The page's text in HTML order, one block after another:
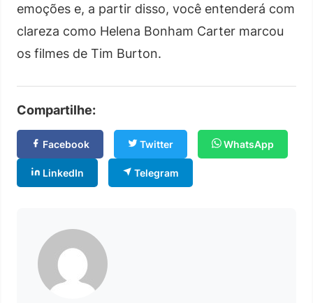
emoções e, a partir disso, você entenderá com
clareza como Helena Bonham Carter marcou
os filmes de Tim Burton.
Compartilhe:
Facebook Twitter WhatsApp
LinkedIn Telegram